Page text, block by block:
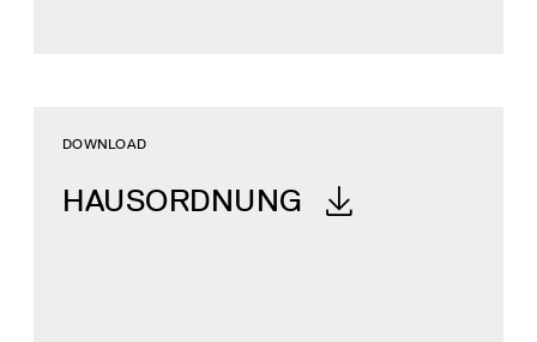
HAUS­ORDNUNG
DOWNLOAD